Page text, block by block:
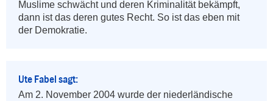
Muslime schwächt und deren Kriminalität bekämpft,
dann ist das deren gutes Recht. So ist das eben mit
der Demokratie.
Ute Fabel sagt:
Am 2. November 2004 wurde der niederländische